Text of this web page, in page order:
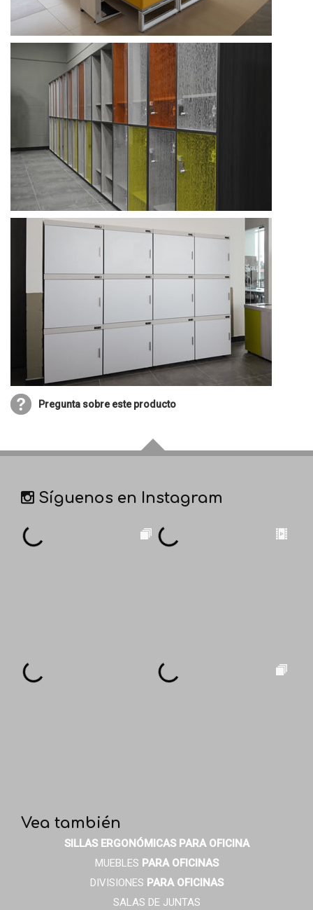
Pregunta sobre este producto
Síguenos en Instagram
Vea también
SILLAS ERGONÓMICAS PARA OFICINA
MUEBLES PARA OFICINAS
DIVISIONES PARA OFICINAS
SALAS DE JUNTAS